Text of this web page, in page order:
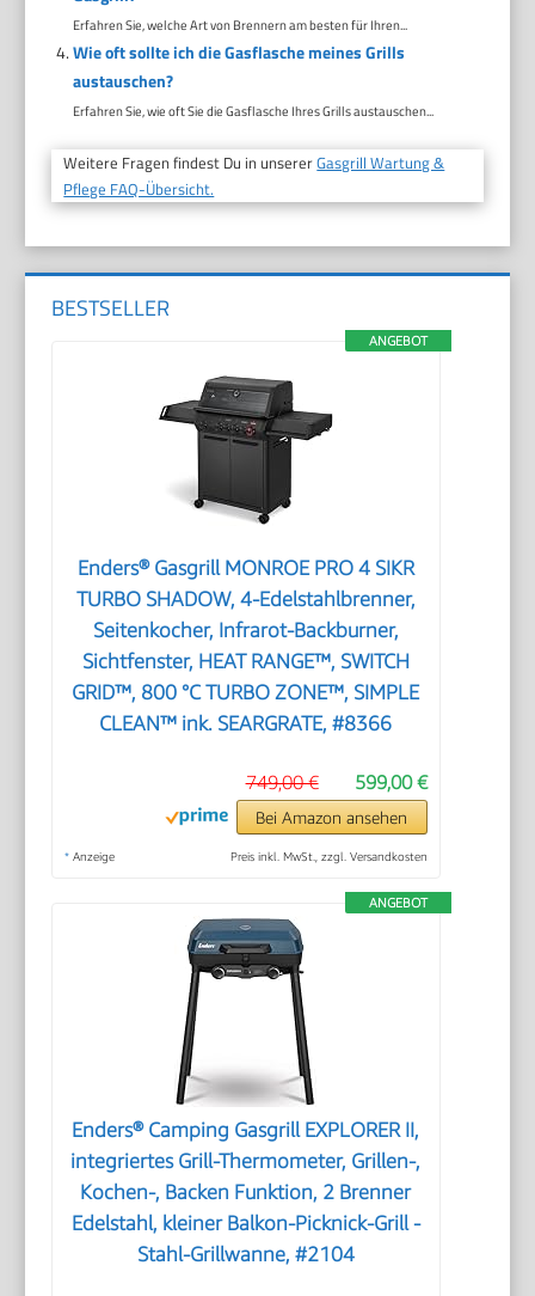
Erfahren Sie, welche Art von Brennern am besten für Ihren...
Wie oft sollte ich die Gasflasche meines Grills
austauschen?
Erfahren Sie, wie oft Sie die Gasflasche Ihres Grills austauschen...
Weitere Fragen findest Du in unsererGasgrill Wartung &
Pflege FAQ-Übersicht.
BESTSELLER
ANGEBOT
Enders® Gasgrill MONROE PRO 4 SIKR
TURBO SHADOW, 4-Edelstahlbrenner,
Seitenkocher, Infrarot-Backburner,
Sichtfenster, HEAT RANGE™, SWITCH
GRID™, 800 °C TURBO ZONE™, SIMPLE
CLEAN™ ink. SEARGRATE, #8366
599,00 €
749,00 €
Bei Amazon ansehen
* Anzeige Preis inkl. MwSt., zzgl. Versandkosten
ANGEBOT
Enders® Camping Gasgrill EXPLORER II,
integriertes Grill-Thermometer, Grillen-,
Kochen-, Backen Funktion, 2 Brenner
Edelstahl, kleiner Balkon-Picknick-Grill -
Stahl-Grillwanne, #2104